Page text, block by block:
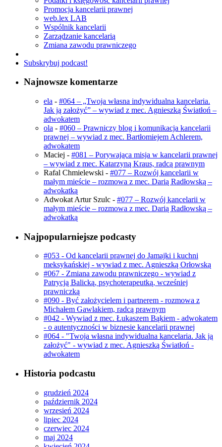
Promocja kancelarii prawnej
web.lex LAB
Wspólnik kancelarii
Zarządzanie kancelarią
Zmiana zawodu prawniczego
Subskrybuj podcast!
Najnowsze komentarze
ela - #064 – „Twoja własna indywidualna kancelaria.
Jak ją założyć” – wywiad z mec. Agnieszką Światłoń –
adwokatem
ola - #060 – Prawniczy blog i komunikacja kancelarii
prawnej – wywiad z mec. Bartłomiejem Achlerem,
adwokatem
Maciej - #081 – Porywająca misja w kancelarii prawnej
– wywiad z mec. Katarzyną Kraus, radcą prawnym
Rafal Chmielewski - #077 – Rozwój kancelarii w
małym mieście – rozmowa z mec. Darią Radłowską –
adwokatką
Adwokat Artur Szulc - #077 – Rozwój kancelarii w
małym mieście – rozmowa z mec. Darią Radłowską –
adwokatką
Najpopularniejsze podcasty
#053 - Od kancelarii prawnej do Jamajki i kuchni
meksykańskiej - wywiad z mec. Agnieszką Orłowską
#067 - Zmiana zawodu prawniczego - wywiad z
Patrycją Balicką, psychoterapeutką, wcześniej
prawniczką
#090 - Być założycielem i partnerem - rozmowa z
Michałem Gawlakiem, radcą prawnym
#042 - Wywiad z mec. Łukaszem Bąkiem - adwokatem
- o autentyczności w biznesie kancelarii prawnej
#064 - "Twoja własna indywidualna kancelaria. Jak ją
założyć" - wywiad z mec. Agnieszką Światłoń -
adwokatem
Historia podcastu
grudzień 2024
październik 2024
wrzesień 2024
lipiec 2024
czerwiec 2024
maj 2024